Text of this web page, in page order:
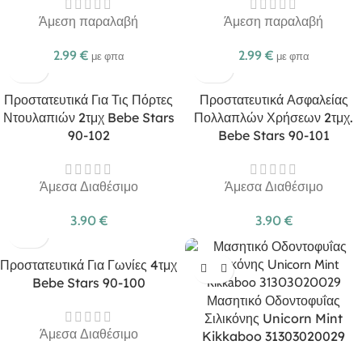
Άμεση παραλαβή
2.99 € με φπα
Άμεση παραλαβή
2.99 € με φπα
Προστατευτικά Για Τις Πόρτες
Ντουλαπιών 2τμχ Bebe Stars
90-102
Άμεσα Διαθέσιμο
3.90 €
Προστατευτικά Ασφαλείας
Πολλαπλών Χρήσεων 2τμχ.
Bebe Stars 90-101
Άμεσα Διαθέσιμο
3.90 €
Προστατευτικά Για Γωνίες 4τμχ
Bebe Stars 90-100
Άμεσα Διαθέσιμο
Μασητικό Οδοντοφυΐας
Σιλικόνης Unicorn Mint
Kikkaboo 31303020029